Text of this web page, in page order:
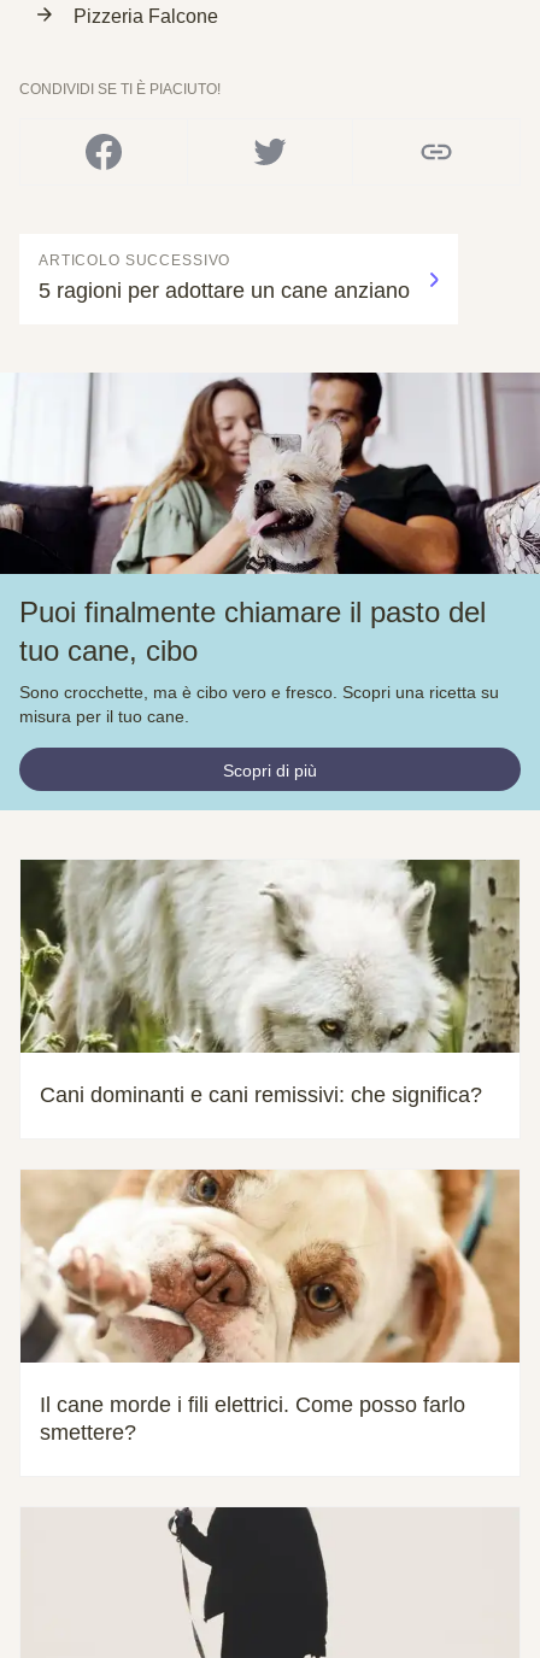
Pizzeria Falcone
CONDIVIDI SE TI È PIACIUTO!
ARTICOLO SUCCESSIVO
5 ragioni per adottare un cane anziano
Puoi finalmente chiamare il pasto del
tuo cane, cibo
Sono crocchette, ma è cibo vero e fresco. Scopri una ricetta su
misura per il tuo cane.
Scopri di più
Cani dominanti e cani remissivi: che significa?
Il cane morde i fili elettrici. Come posso farlo
smettere?